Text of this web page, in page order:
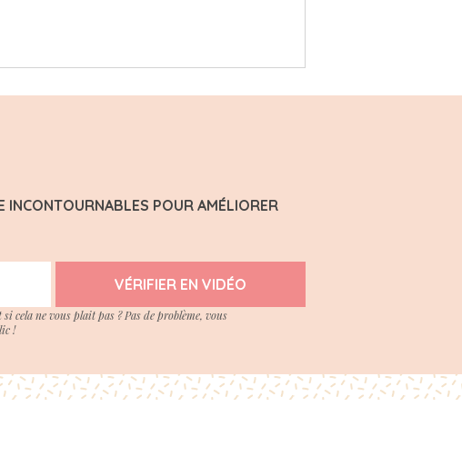
INCONTOURNABLES POUR AMÉLIORER
VÉRIFIER EN VIDÉO
cela ne vous plait pas ? Pas de problème, vous
!